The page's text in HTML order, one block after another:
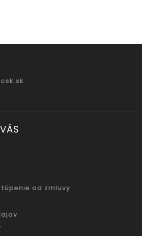
od zmluvy